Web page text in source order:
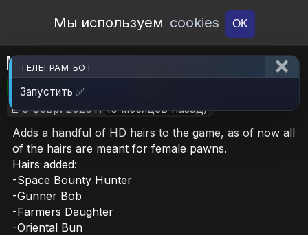
Open Workshop
Мы используем cookies OK
Meteorifics Hair Pack
🎮RimWorld 📦1.1 MB
📝8 февр. 2026 г. (6 месяцев назад)
Adds a handful of HD hairs to the game, as of now all
of the hairs are meant for female pawns.
Hairs added:
-Space Bounty Hunter
-Gunner Bob
-Farmers Daughter
-Oriental Bun
ТЕЛЕГРАМ БОТ
Запустить ✅